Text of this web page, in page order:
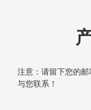
注意：请留下您的
与您联系！